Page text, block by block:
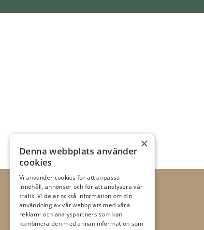
×
Denna webbplats använder
cookies
Vi använder cookies för att anpassa
innehåll, annonser och för att analysera vår
trafik. Vi delar också information om din
användning av vår webbplats med våra
reklam- och analyspartners som kan
kombinera den med annan information som